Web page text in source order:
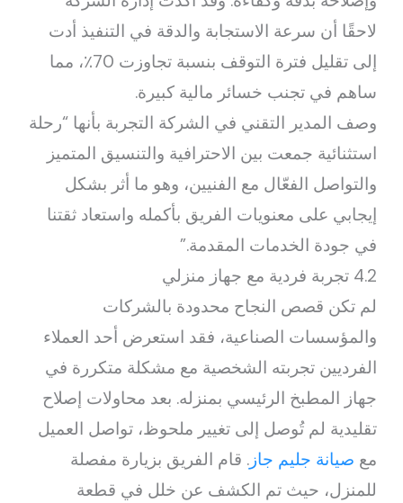
لاحقًا أن سرعة الاستجابة والدقة في التنفيذ أدت
إلى تقليل فترة التوقف بنسبة تجاوزت 70٪، مما
ساهم في تجنب خسائر مالية كبيرة.
وصف المدير التقني في الشركة التجربة بأنها “رحلة
استثنائية جمعت بين الاحترافية والتنسيق المتميز
والتواصل الفعّال مع الفنيين، وهو ما أثر بشكل
إيجابي على معنويات الفريق بأكمله واستعاد ثقتنا
في جودة الخدمات المقدمة.”
4.2 تجربة فردية مع جهاز منزلي
لم تكن قصص النجاح محدودة بالشركات
والمؤسسات الصناعية، فقد استعرض أحد العملاء
الفرديين تجربته الشخصية مع مشكلة متكررة في
جهاز المطبخ الرئيسي بمنزله. بعد محاولات إصلاح
تقليدية لم تُوصل إلى تغيير ملحوظ، تواصل العميل
مع صيانة جليم جاز. قام الفريق بزيارة مفصلة
للمنزل، حيث تم الكشف عن خلل في قطعة